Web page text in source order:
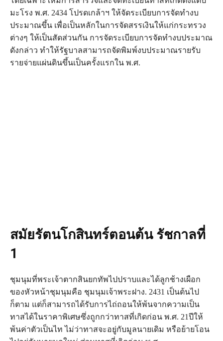
มะโรง พ.ศ. 2434 โปรดเกล้าฯ ให้จัดระเบียบการจัดทำงบ
ประมาณขึ้น เพื่อเป็นหลักในการจัดสรรเงินให้แก่กระทรวง
ต่างๆ ให้เป็นสัดส่วนกัน การจัดระเบียบการจัดทำงบประมาณ
ดังกล่าว ทำให้รัฐบาลสามารถจัดพิมพ์งบประมาณรายรับ
รายจ่ายแผ่นดินขึ้นเป็นครั้งแรกใน พ.ศ.
สมัยรัตนโกสินทร์ตอนต้น รัชกาลที่
1
ชุมนุมที่พระเจ้าตากสินยกทัพไปปราบและได้ลูกช้างเผือก
ของหัวหน้าชุมนุมคือ ชุมนุมเจ้าพระฝาง. 2431 เป็นต้นไป
ก็ตาม แต่ก็สามารถได้รับการไถ่ถอนให้พ้นจากความเป็น
ทาสได้ในราคาพิเศษซึ่งถูกกว่าทาสที่เกิดก่อน พ.ศ. 21ปีให้
พ้นค่าตัวเป็นไท ไม่ว่าทาสจะอยู่กับมูลนายเดิม หรือย้ายโอน